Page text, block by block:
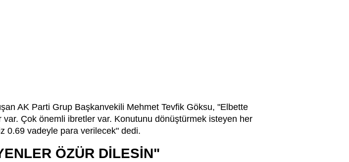
AK Parti Grup Başkanvekili Mehmet Tevfik Göksu, "Elbette
var. Çok önemli ibretler var. Konutunu dönüştürmek isteyen her
0.69 vadeyle para verilecek" dedi.
ÖZÜR DİLESİN"